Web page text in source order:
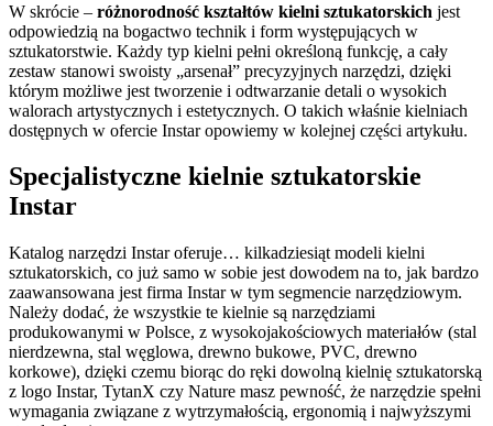
W skrócie – różnorodność kształtów kielni sztukatorskich jest
odpowiedzią na bogactwo technik i form występujących w
sztukatorstwie. Każdy typ kielni pełni określoną funkcję, a cały
zestaw stanowi swoisty „arsenał” precyzyjnych narzędzi, dzięki
którym możliwe jest tworzenie i odtwarzanie detali o wysokich
walorach artystycznych i estetycznych. O takich właśnie kielniach
dostępnych w ofercie Instar opowiemy w kolejnej części artykułu.
Specjalistyczne kielnie sztukatorskie
Instar
Katalog narzędzi Instar oferuje… kilkadziesiąt modeli kielni
sztukatorskich, co już samo w sobie jest dowodem na to, jak bardzo
zaawansowana jest firma Instar w tym segmencie narzędziowym.
Należy dodać, że wszystkie te kielnie są narzędziami
produkowanymi w Polsce, z wysokojakościowych materiałów (stal
nierdzewna, stal węglowa, drewno bukowe, PVC, drewno
korkowe), dzięki czemu biorąc do ręki dowolną kielnię sztukatorską
z logo Instar, TytanX czy Nature masz pewność, że narzędzie spełni
wymagania związane z wytrzymałością, ergonomią i najwyższymi